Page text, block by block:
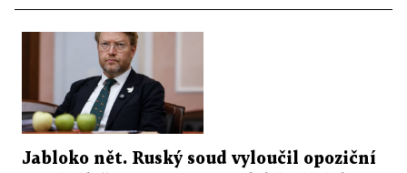
Jabloko nět. Ruský soud vyloučil opoziční